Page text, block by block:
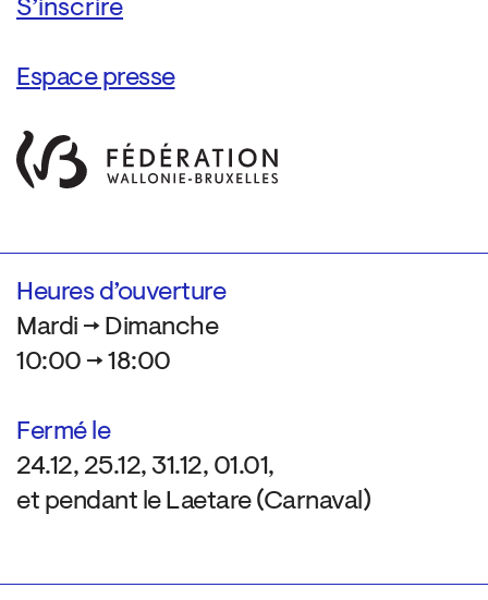
Espace presse
Heures d’ouverture
Mardi → Dimanche
10:00 → 18:00
Fermé le
24.12, 25.12, 31.12, 01.01,
et pendant le Laetare (Carnaval)